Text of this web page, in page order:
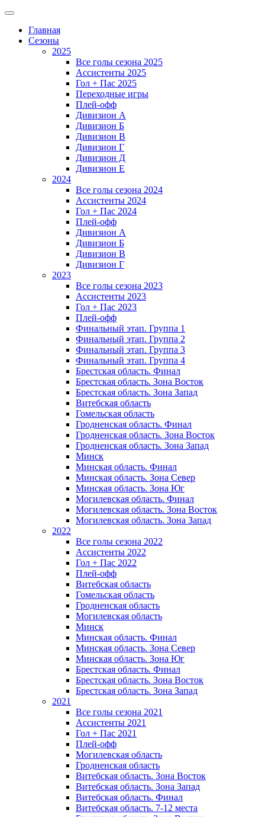
Главная
Сезоны
2025
Все голы сезона 2025
Ассистенты 2025
Гол + Пас 2025
Переходные игры
Плей-офф
Дивизион A
Дивизион Б
Дивизион В
Дивизион Г
Дивизион Д
Дивизион Е
2024
Все голы сезона 2024
Ассистенты 2024
Гол + Пас 2024
Плей-офф
Дивизион A
Дивизион Б
Дивизион В
Дивизион Г
2023
Все голы сезона 2023
Ассистенты 2023
Гол + Пас 2023
Плей-офф
Финальный этап. Группа 1
Финальный этап. Группа 2
Финальный этап. Группа 3
Финальный этап. Группа 4
Брестская область. Финал
Брестская область. Зона Восток
Брестская область. Зона Запад
Витебская область
Гомельская область
Гродненская область. Финал
Гродненская область. Зона Восток
Гродненская область. Зона Запад
Минск
Минская область. Финал
Минская область. Зона Север
Минская область. Зона Юг
Могилевская область. Финал
Могилевская область. Зона Восток
Могилевская область. Зона Запад
2022
Все голы сезона 2022
Ассистенты 2022
Гол + Пас 2022
Плей-офф
Витебская область
Гомельская область
Гродненская область
Могилевская область
Минск
Mинская область. Финал
Минская область. Зона Север
Минская область. Зона Юг
Брестская область. Финал
Брестская область. Зона Восток
Брестская область. Зона Запад
2021
Все голы сезона 2021
Ассистенты 2021
Гол + Пас 2021
Плей-офф
Могилевская область
Гродненская область
Витебская область. Зона Восток
Витебская область. Зона Запад
Витебская область. Финал
Витебская область. 7-12 места